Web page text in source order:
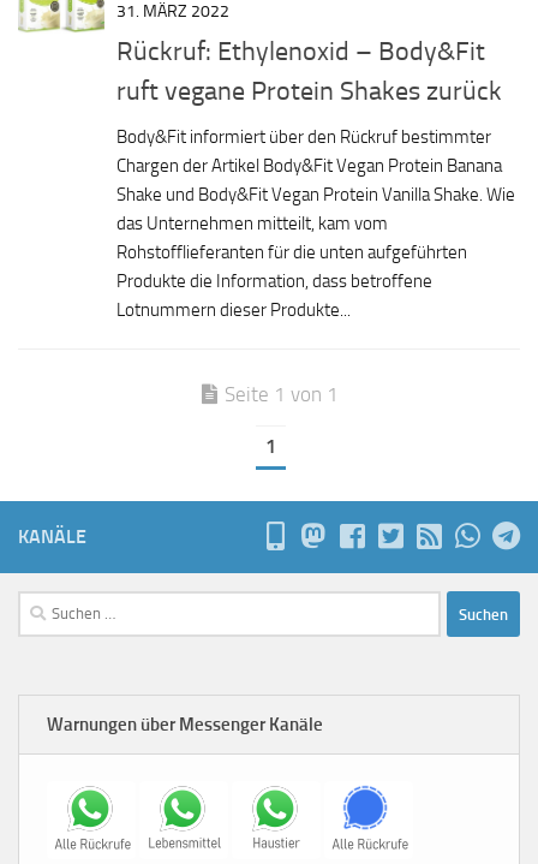
31. MÄRZ 2022
Rückruf: Ethylenoxid – Body&Fit
ruft vegane Protein Shakes zurück
Body&Fit informiert über den Rückruf bestimmter
Chargen der Artikel Body&Fit Vegan Protein Banana
Shake und Body&Fit Vegan Protein Vanilla Shake. Wie
das Unternehmen mitteilt, kam vom
Rohstofflieferanten für die unten aufgeführten
Produkte die Information, dass betroffene
Lotnummern dieser Produkte...
Seite 1 von 1
1
KANÄLE
Suchen
nach:
Warnungen über Messenger Kanäle